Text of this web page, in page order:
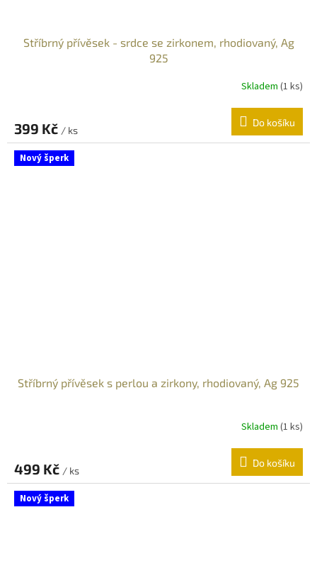
Stříbrný přívěsek - srdce se zirkonem, rhodiovaný, Ag
925
Skladem (1 ks)
399 Kč / ks
Do košíku
Nový šperk
Stříbrný přívěsek s perlou a zirkony, rhodiovaný, Ag 925
Skladem (1 ks)
499 Kč / ks
Do košíku
Nový šperk